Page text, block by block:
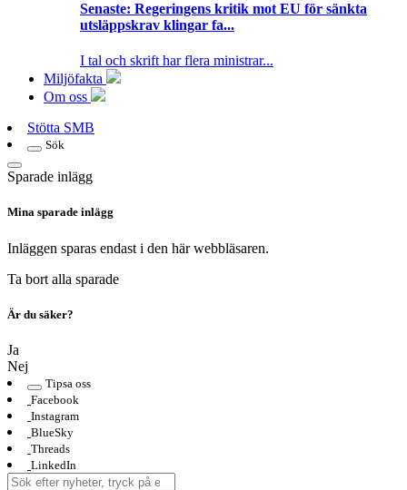
Senaste: Regeringens kritik mot EU för sänkta
utsläppskrav klingar fa...
I tal och skrift har flera ministrar...
Miljöfakta
Om oss
Stötta SMB
Sök
Sparade inlägg
Mina sparade inlägg
Inläggen sparas endast i den här webbläsaren.
Ta bort alla sparade
Är du säker?
Ja
Nej
Tipsa oss
Facebook
Instagram
BlueSky
Threads
LinkedIn